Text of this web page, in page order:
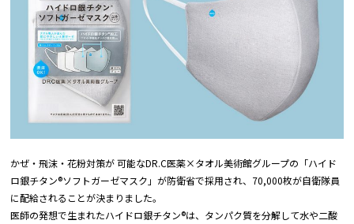
かぜ・飛沫・花粉対策が 可能なDR.C医薬×タオル美術館グループの「ハイド
ロ銀チタン®ソフトガーゼマスク」が防衛省で採用され、70,000枚が自衛隊員
に配給されることが決まりました。
医師の発想で生まれたハイドロ銀チタン®は、タンパク質を分解して水や二酸